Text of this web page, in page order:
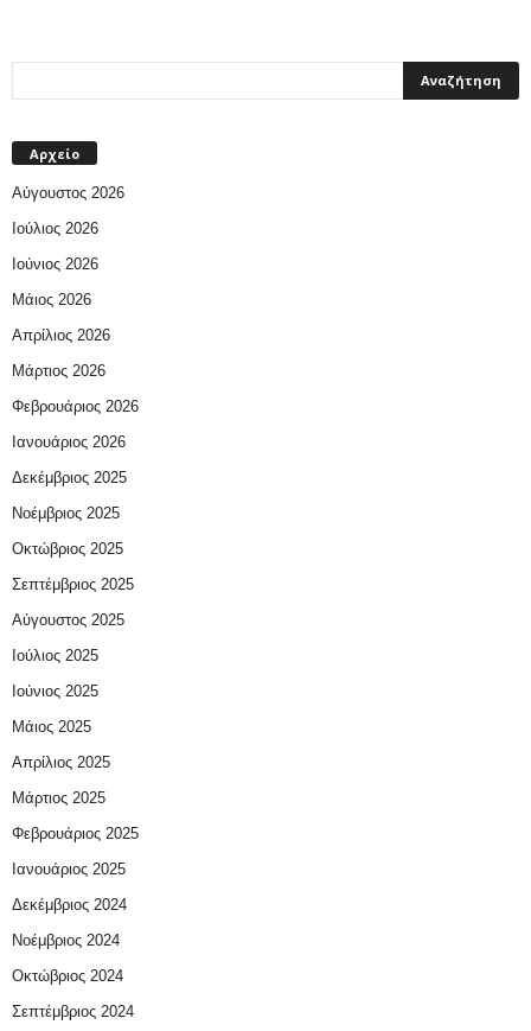
Αρχείο
Αύγουστος 2026
Ιούλιος 2026
Ιούνιος 2026
Μάιος 2026
Απρίλιος 2026
Μάρτιος 2026
Φεβρουάριος 2026
Ιανουάριος 2026
Δεκέμβριος 2025
Νοέμβριος 2025
Οκτώβριος 2025
Σεπτέμβριος 2025
Αύγουστος 2025
Ιούλιος 2025
Ιούνιος 2025
Μάιος 2025
Απρίλιος 2025
Μάρτιος 2025
Φεβρουάριος 2025
Ιανουάριος 2025
Δεκέμβριος 2024
Νοέμβριος 2024
Οκτώβριος 2024
Σεπτέμβριος 2024